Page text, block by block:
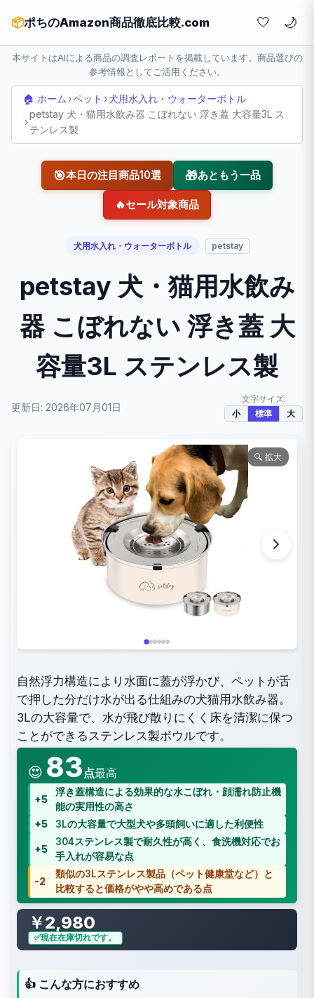
📦ポちのAmazon商品徹底比較.com 🤍
本サイトはAIによる商品の調査レポートを掲載しています。商品選びの
参考情報としてご活用ください。
🏠 ホーム ›ペット ›犬用水入れ・ウォーターボトル
›
petstay 犬・猫用水飲み器 こぼれない 浮き蓋 大容量3L ス
テンレス製
🎯本日の注目商品10選 🎁あともう一品
🔥セール対象商品
犬用水入れ・ウォーターボトル petstay
petstay 犬・猫用水飲み
器 こぼれない 浮き蓋 大
容量3L ステンレス製
更新日: 2026年07月01日
文字サイズ:
小 標準 大
🔍 拡大
自然浮力構造により水面に蓋が浮かび、ペットが舌
で押した分だけ水が出る仕組みの犬猫用水飲み器。
3Lの大容量で、水が飛び散りにくく床を清潔に保つ
ことができるステンレス製ボウルです。
😍 83 点最高
+5
浮き蓋構造による効果的な水こぼれ・顔濡れ防止機
能の実用性の高さ
+5
3Lの大容量で大型犬や多頭飼いに適した利便性
+5
304ステンレス製で耐久性が高く、食洗機対応でお
手入れが容易な点
-2
類似の3Lステンレス製品（ペット健康堂など）と
比較すると価格がやや高めである点
￥2,980
現在在庫切れです。
👍 こんな方におすすめ